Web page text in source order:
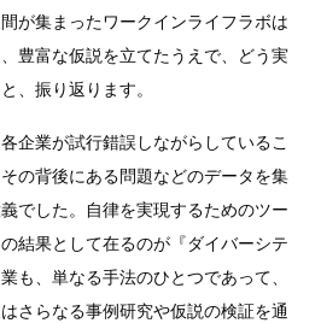
が集まったワークインライフラボは
豊富な仮説を立てたうえで、どう実
、振り返ります。
企業が試行錯誤しながらしているこ
の背後にある問題などのデータを集
でした。自律を実現するためのツー
結果として在るのが『ダイバーシテ
も、単なる手法のひとつであって、
さらなる事例研究や仮説の検証を通